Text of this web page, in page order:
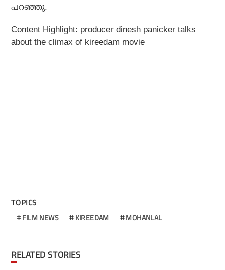
പറഞ്ഞു.
Content Highlight: producer dinesh panicker talks
about the climax of kireedam movie
TOPICS
FILM NEWS KIREEDAM MOHANLAL
RELATED STORIES